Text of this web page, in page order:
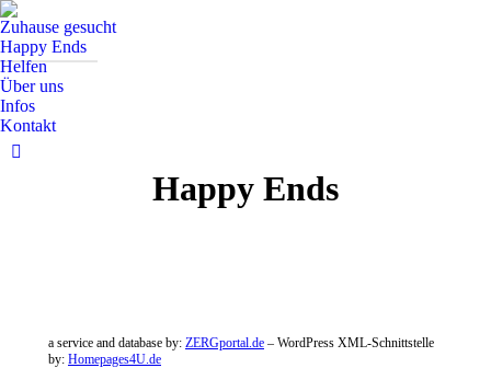
Zuhause gesucht
Happy Ends
Helfen
Über uns
Infos
Kontakt
Facebook
Happy Ends
a service and database by: ZERGportal.de – WordPress XML-Schnittstelle
by: Homepages4U.de